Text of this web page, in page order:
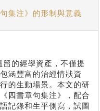
集注》的形制與意義
的經學資產，不僅提
涵豐富的治經情狀資
的生動場景。本文的研
四書章句集注》，配合
記錄和生平側寫，試圖